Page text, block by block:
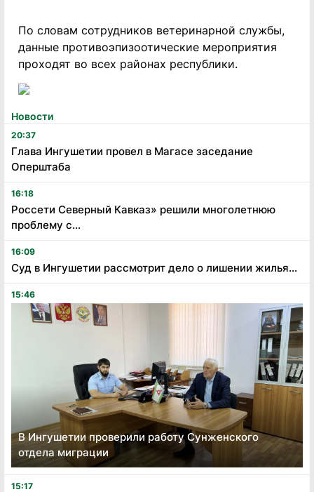
Новости
20:37
Глава Ингушетии провел в Магасе заседание
Оперштаба
16:18
Россети Северный Кавказ» решили многолетнюю
проблему с...
16:09
Суд в Ингушетии рассмотрит дело о лишении жилья...
15:46
В Ингушетии проверили работу Сунженского
отдела миграции
15:17
По словам сотрудников ветеринарной службы,
данные противоэпизоотические мероприятия
проходят во всех районах республики.